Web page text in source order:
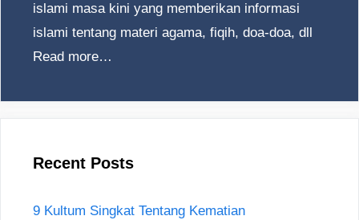
islami masa kini yang memberikan informasi
islami tentang materi agama, fiqih, doa-doa, dll
Read more…
Recent Posts
9 Kultum Singkat Tentang Kematian